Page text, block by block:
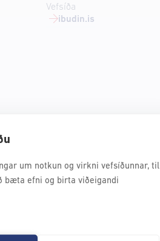
um notkun og virkni vefsíðunnar, til
bæta efni og birta viðeigandi
Vefsíða
ibudin.is